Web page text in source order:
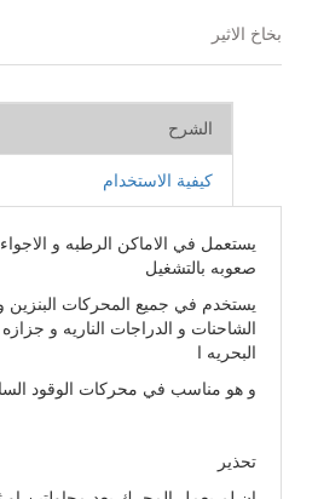
بخاخ الاثير
الشرح
كيفية الاستخدام
يستعمل في الاماكن الرطبه و الاجواء
صعوبه بالتشغيل
يستخدم في جميع المحركات البنزين
الشاحنات و الدراجات الناريه و
البحريه ا
و هو مناسب في محركات الوقود
تحذير